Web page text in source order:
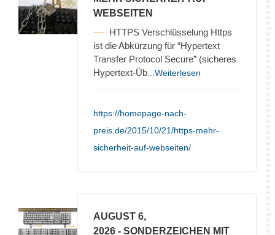
WEBSEITEN
HTTPS Verschlüsselung Https
ist die Abkürzung für “Hypertext
Transfer Protocol Secure” (sicheres
Hypertext-Üb ...Weiterlesen
https://homepage-nach-
preis.de/2015/10/21/https-mehr-
sicherheit-auf-webseiten/
AUGUST 6,
2026 - SONDERZEICHEN MIT